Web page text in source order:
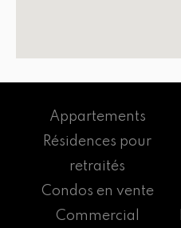
Appartements
Résidences pour
retraités
Condos en vente
Commercial